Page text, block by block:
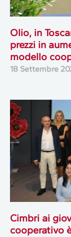
Olio, in
prezzi in
modello
18 Settembre
Cimbri ai
cooperativo